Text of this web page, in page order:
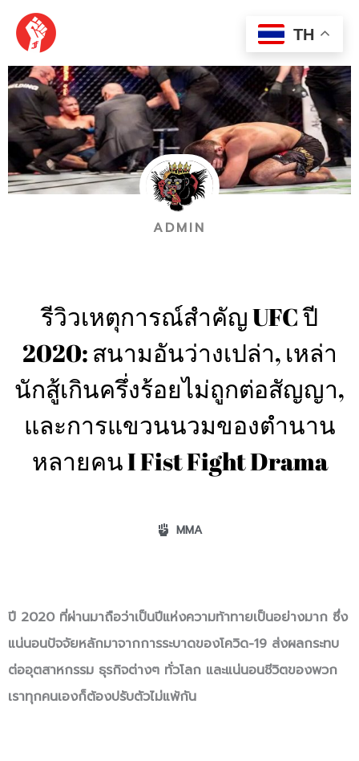
content
ADMIN
รีวิวเหตุการณ์สำคัญ UFC ปี
2020: สนามอันว่างเปล่า, เหล่า
นักสู้เกินครึ่งร้อยไม่ถูกต่อสัญญา,
และการแขวนนวมของตำนาน
หลายคน I Fist Fight Drama
MMA
ปี 2020 ที่ผ่านมาถือว่าเป็นปีแห่งความท้าทายเป็นอย่างมาก ซึ่ง
แน่นอนปัจจัยหลักมาจากการระบาดของโควิด-19 ส่งผลกระทบ
ต่ออุตสาหกรรม ธุรกิจต่างๆ ทั่วโลก และแน่นอนชีวิตของพวก
เราทุกคนเองก็ต้องปรับตัวไม่แพ้กัน
TH